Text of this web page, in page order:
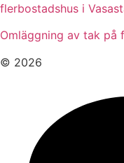
flerbostadshus i
Omläggning av tak på
© 2026